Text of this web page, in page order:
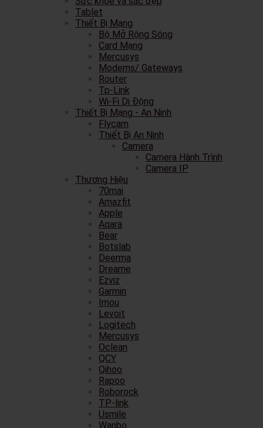
Tablet
Thiết Bị Mạng
Bộ Mở Rộng Sóng
Card Mạng
Mercusys
Modems/ Gateways
Router
Tp-Link
Wi-Fi Di Động
Thiết Bị Mạng - An Ninh
Flycam
Thiết Bị An Ninh
Camera
Camera Hành Trình
Camera IP
Thương Hiệu
70mai
Amazfit
Apple
Aqara
Bear
Botslab
Deerma
Dreame
Ezviz
Garmin
Imou
Levoit
Logitech
Mercusys
Oclean
QCY
Qihoo
Rapoo
Roborock
TP-link
Usmile
Wanbo